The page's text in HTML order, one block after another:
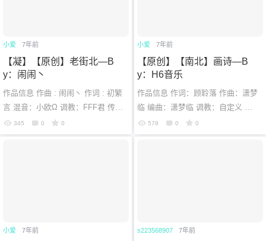
小爱 7年前
【凝】【原创】老街北—B
y：闹闹丶
作品信息 作曲 : 闹闹丶 作词 : 初繁
言 混音：小欧Ω 调教：FFF君 传送
门 云村：戳我跳转 歌词施工（Fro
345 0 0
小爱 7年前
【原创】【南北】画诗—B
y：H6音乐
作品信息 作词：顾聆落 作曲：潇梦
临 编曲：潇梦临 调教：自定义 监
制：千月兔 画师：禁忌桑 P V：默
578 0 0
小爱 7年前 s223568907 7年前